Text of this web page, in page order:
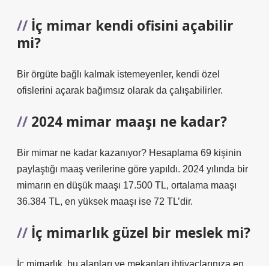
İç mimar kendi ofisini açabilir
mi?
Bir örgüte bağlı kalmak istemeyenler, kendi özel
ofislerini açarak bağımsız olarak da çalışabilirler.
2024 mimar maaşı ne kadar?
Bir mimar ne kadar kazanıyor? Hesaplama 69 kişinin
paylaştığı maaş verilerine göre yapıldı. 2024 yılında bir
mimarın en düşük maaşı 17.500 TL, ortalama maaşı
36.384 TL, en yüksek maaşı ise 72 TL’dir.
İç mimarlık güzel bir meslek mi?
İç mimarlık, bu alanları ve mekanları ihtiyaçlarınıza en